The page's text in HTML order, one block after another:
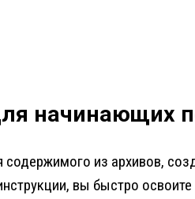
начинающих
содержимого из архивов,
вы быстро